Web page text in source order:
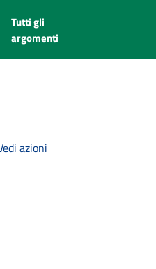
Tutti gli
argomenti
azioni